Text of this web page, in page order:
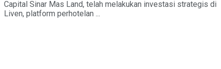
Capital Sinar Mas Land, telah melakukan investasi strategis di
Liven, platform perhotelan ...